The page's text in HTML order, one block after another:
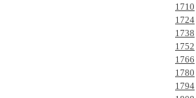
1710
1724
1738
1752
1766
1780
1794